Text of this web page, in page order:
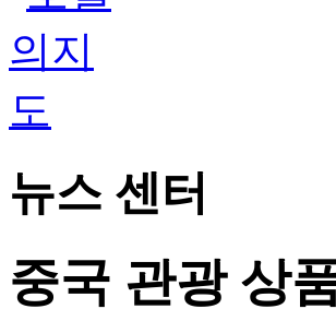
뉴스 센터
중국 관광 상